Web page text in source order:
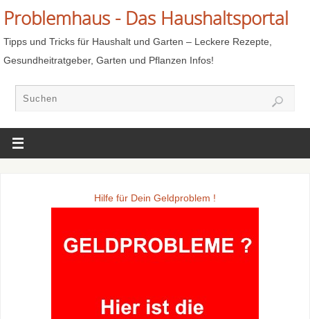
Problemhaus - Das Haushaltsportal
Tipps und Tricks für Haushalt und Garten – Leckere Rezepte,
Gesundheitratgeber, Garten und Pflanzen Infos!
Hilfe für Dein Geldproblem !